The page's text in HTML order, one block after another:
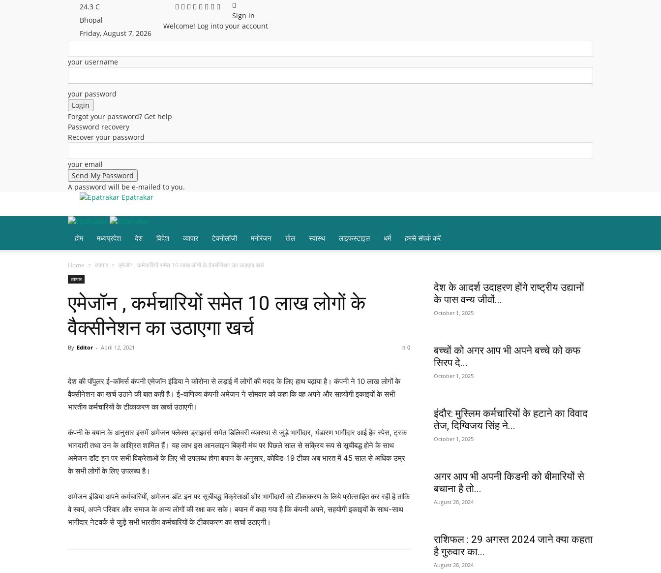
24.3 C
Bhopal
Friday, August 7, 2026
Sign in
Welcome! Log into your account
your username
your password
Forgot your password? Get help
Password recovery
Recover your password
your email
A password will be e-mailed to you.
Epatrakar
होम मध्यप्रदेश देश विदेश व्यापार टेक्नोलॉजी मनोरंजन खेल स्वास्थ लाइफस्टाइल धर्मं हमसे संपर्क करें
Home व्यापार एमेजॉन , कर्मचारियों समेत 10 लाख लोगों के वैक्सीनेशन का उठाएगा खर्च
व्यापार
एमेजॉन , कर्मचारियों समेत 10 लाख लोगों के
वैक्सीनेशन का उठाएगा खर्च
By Editor - April 12, 2021 0
देश की पॉपुलर ई-कॉमर्स कंपनी एमेजॉन इंडिया ने कोरोना से लड़ाई में लोगों की मदद के लिए हाथ बढ़ाया है। कंपनी ने 10 लाख लोगों के
वैक्सीनेशन का खर्च उठाने की बात कही है। ई-वाणिज्य कंपनी अमेजन ने सोमवार को कहा कि वह अपने और सहयोगी इकाइयों के सभी
भारतीय कर्मचारियों के टीकाकरण का खर्चा उठाएगी।
कंपनी के बयान के अनुसार इसमें अमेजन फ्लेक्स ड्राइवर्स समेत डिलिवरी व्यवस्था से जुड़े भागीदार, भंडारण भागीदार आई हैव स्पेस, ट्रक
भागदारी तथा उन के आश्रित शामिल हैं। यह लाभ इस आनलाइन बिक्री मंच पर पिछले साल से सक्रिय रूप से सूचीबद्ध होने के साथ
अमेजन डॉट इन पर सभी विक्रेताओं के लिए भी उपलब्ध होगा बयान के अनुसार, कोविड-19 टीका अब भारत में 45 साल से अधिक उम्र
के सभी लोगों के लिए उपलब्ध है।
अमेजन इंडिया अपने कर्मचारियों, अमेजन डॉट इन पर सूचीबद्ध विक्रेताओं और भागीदारों को टीकाकरण के लिये प्रोत्साहित कर रही है ताकि
वे स्वयं, अपने परिवार और समाज के अन्य लोगों की रक्षा कर सके। बयान में कहा गया है कि कंपनी अपने, सहयोगी इकाइयों के साथ-साथ
भागीदार नेटवर्क से जुड़े सभी भारतीय कर्मचारियों के टीकाकरण का खर्चा उठाएगी।
देश के आदर्श उदाहरण होंगे राष्ट्रीय उद्यानों
के पास वन्य जीवों...
October 1, 2025
बच्चों को अगर आप भी अपने बच्चे को कफ
सिरप दे...
October 1, 2025
इंदौर: मुस्लिम कर्मचारियों के हटाने का विवाद
तेज, दिग्विजय सिंह ने...
October 1, 2025
अगर आप भी अपनी किडनी को बीमारियों से
बचाना है तो...
August 28, 2024
राशिफल : 29 अगस्त 2024 जाने क्या कहता
है गुरुवार का...
August 28, 2024